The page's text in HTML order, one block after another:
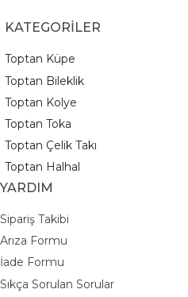
KATEGORİLER
Toptan Küpe
Toptan Bileklik
Toptan Kolye
Toptan Toka
Toptan Çelik Takı
Toptan Halhal
YARDIM
Sipariş Takibi
Arıza Formu
İade Formu
Sıkça Sorulan Sorular